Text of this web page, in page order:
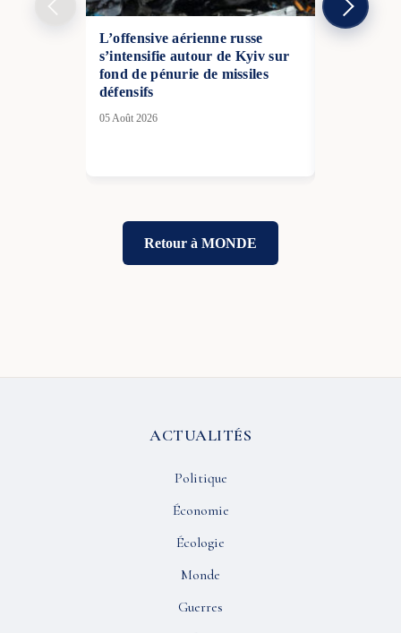
L’offensive aérienne russe
s’intensifie autour de Kyiv sur
fond de pénurie de missiles
défensifs
05 Août 2026
Retour à MONDE
ACTUALITÉS
Politique
Économie
Écologie
Monde
Guerres